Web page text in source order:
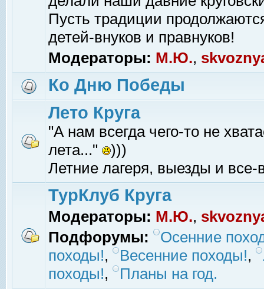
Пусть традиции
детей-внуков и правнуков!
Модераторы: М.Ю.,
Ко Дню Победы
Лето Круга
"А нам всегда чего-то не
лета..."
)))
Летние лагеря, выезды и все-
ТурКлуб Круга
Модераторы: М.Ю.,
Подфорумы:
Осенние
походы!, Весенние походы!,
походы!, Планы на год.